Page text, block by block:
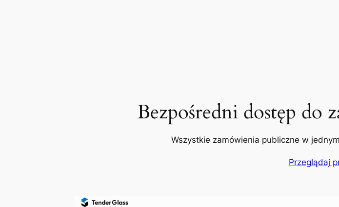
Bezpośredni dostęp do
Wszystkie zamówienia publiczne w
Przeglądaj